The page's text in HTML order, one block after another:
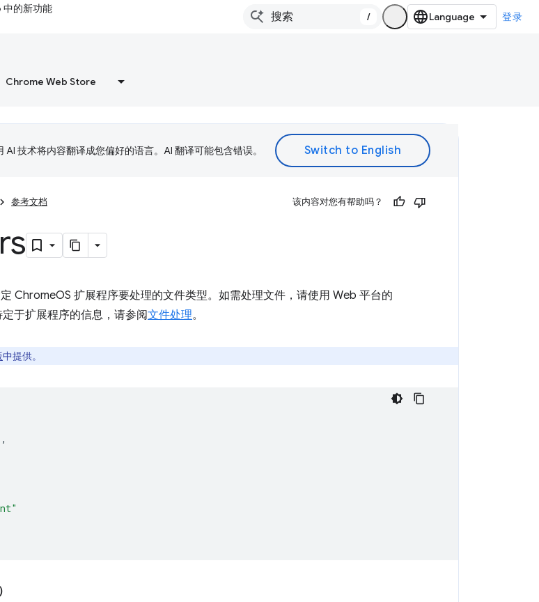
的新功能
/ 登录
Chrome Web Store
AI 技术将内容翻译成您偏好的语言。AI 翻译可能包含错误。
参考文档 该内容对您有帮助吗？
ChromeOS 扩展程序要处理的文件类型。如需处理文件，请使用 Web 平台的
于扩展程序的信息，请参阅文件处理。
中提供。
,